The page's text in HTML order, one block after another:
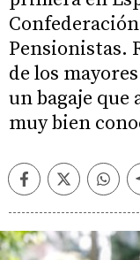
Pensionistas.
de los
un bagaje que
muy bien
FacebookTwitter